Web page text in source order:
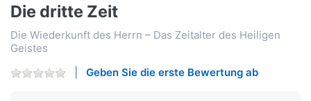
Die dritte Zeit
Die Wiederkunft des Herrn – Das Zeitalter des Heiligen
Geistes
Geben Sie die erste Bewertung ab